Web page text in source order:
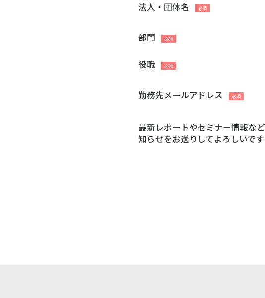
法人・団体名
部門
役職
勤務先メールアドレス
最新レポートやセミナー情報な
知らせをお送りしてよろしいで